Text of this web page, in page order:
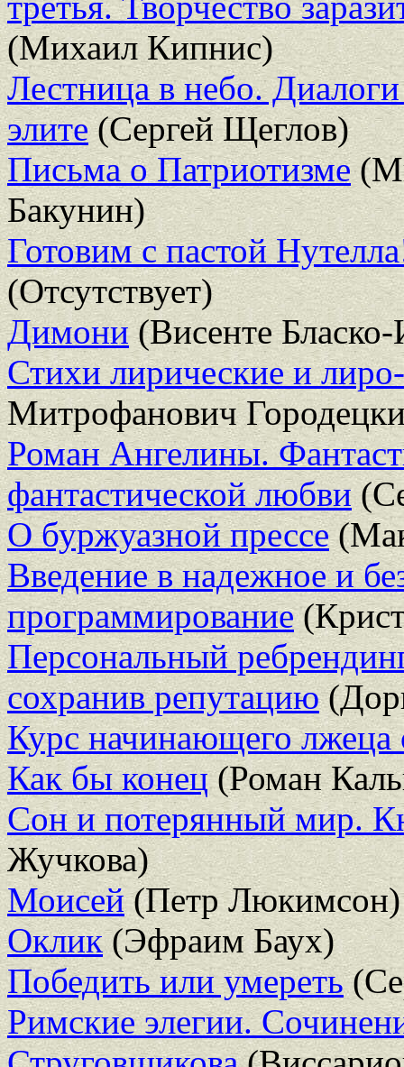
(Михаил Кипнис)
Лестница в небо.
элите(Сергей Щеглов)
Письма о Патриотизме
Бакунин)
Готовим с пастой
(Отсутствует)
Димони(Висенте Бласко-
Стихи лирические и
Митрофанович
Роман Ангелины.
фантастической любви
О буржуазной прессе
Введение в надежное и
программирование
Персональный
сохранив репутацию
Курс начинающего
Как бы конец(Роман
Сон и потерянный мир.
Жучкова)
Моисей(Петр Люкимсон)
Оклик(Эфраим Баух)
Победить или умереть
Римские элегии.